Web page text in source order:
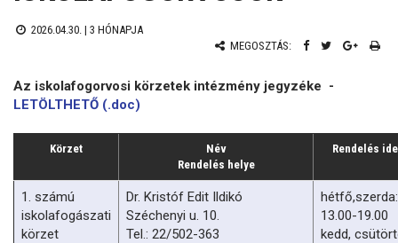
2026.04.30. | 3 HÓNAPJA
MEGOSZTÁS:
Az iskolafogorvosi körzetek intézmény jegyzéke -
LETÖLTHETŐ (.doc)
Körzet
Név
Rendelés helye
Rendelés
1. számú
iskolafogászati
körzet
Dr. Kristóf Edit Ildikó
Széchenyi u. 10.
Tel.: 22/502-363
hétfő,szerda:
13.00-19.00
kedd,